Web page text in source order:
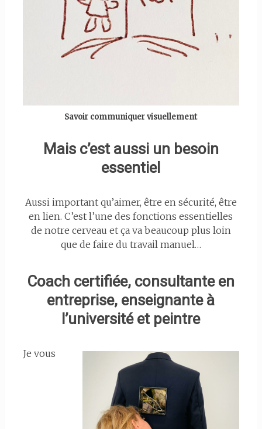
Savoir communiquer visuellement
Mais c’est aussi un besoin
essentiel
Aussi important qu’aimer, être en sécurité, être
en lien. C’est l’une des fonctions essentielles
de notre cerveau et ça va beaucoup plus loin
que de faire du travail manuel…
Coach certifiée, consultante en
entreprise, enseignante à
l’université et peintre
Je vous